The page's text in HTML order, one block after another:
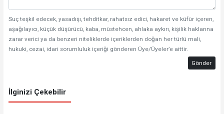
Suç teşkil edecek, yasadışı, tehditkar, rahatsız edici, hakaret ve küfür içeren,
aşağılayıcı, küçük düşürücü, kaba, müstehcen, ahlaka aykırı, kişilik haklarına
zarar verici ya da benzeri niteliklerde içeriklerden doğan her türlü mali,
hukuki, cezai, idari sorumluluk içeriği gönderen Üye/Üyeler’e aittir.
Gönder
İlginizi Çekebilir